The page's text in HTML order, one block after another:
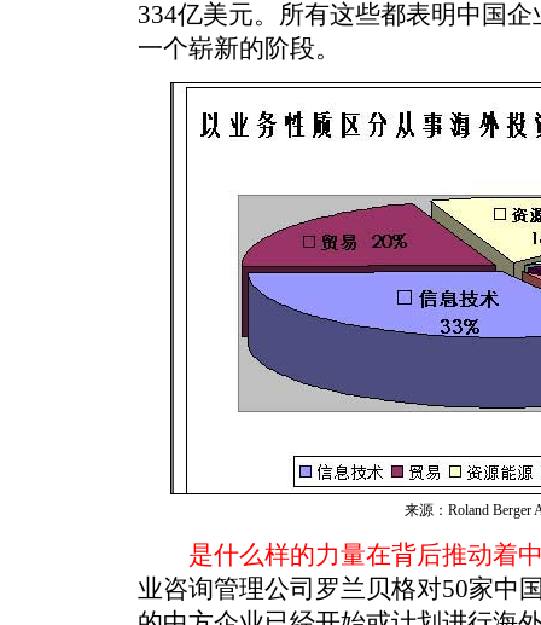
334亿美元。所有这些都表明中国
一个崭新的阶段。
来源：Roland Berger
是什么样的力量在背后推动着
业咨询管理公司罗兰贝格对50家中